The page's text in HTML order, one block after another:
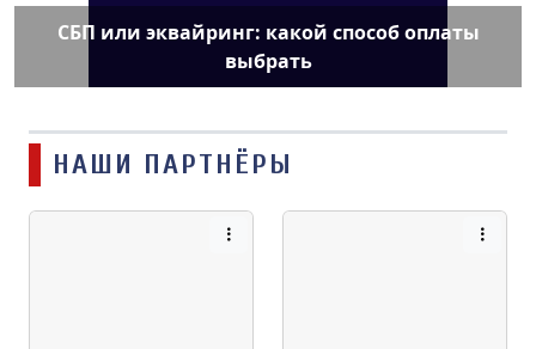
СБП или эквайринг: какой способ оплаты
выбрать
НАШИ ПАРТНЁРЫ